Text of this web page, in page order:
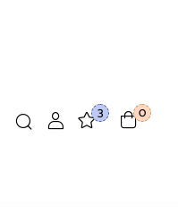
3 0